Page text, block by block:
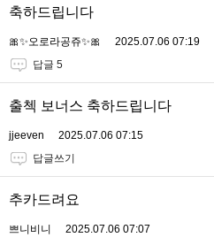
축하드립니다
🎀✨오로라공쥬✨🎀
2025.07.06 07:19
답글 5
출첵 보너스 축하드립니다
jjeeven
2025.07.06 07:15
답글쓰기
추카드려요
쁘니비니
2025.07.06 07:07